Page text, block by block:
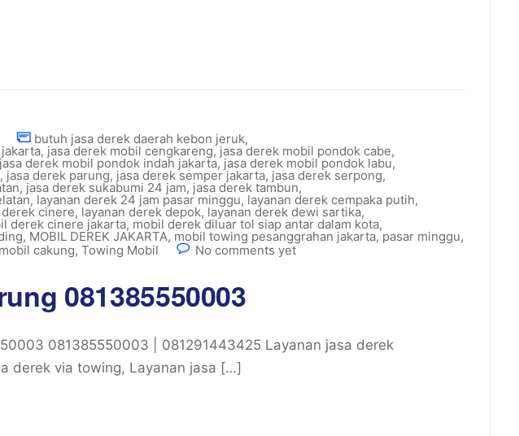
butuh jasa derek daerah kebon jeruk,
, jasa derek mobil cengkareng, jasa derek mobil pondok cabe,
jasa derek mobil pondok indah jakarta, jasa derek mobil pondok labu,
, jasa derek parung, jasa derek semper jakarta, jasa derek serpong,
, jasa derek sukabumi 24 jam, jasa derek tambun,
, layanan derek 24 jam pasar minggu, layanan derek cempaka putih,
derek cinere, layanan derek depok, layanan derek dewi sartika,
derek cinere jakarta, mobil derek diluar tol siap antar dalam kota,
, MOBIL DEREK JAKARTA, mobil towing pesanggrahan jakarta,pasar minggu,
cakung, Towing Mobil No comments yet
081385550003
081385550003 | 081291443425 Layanan jasa derek
derek via towing, Layanan jasa […]